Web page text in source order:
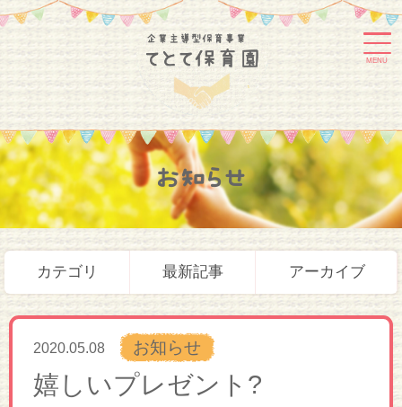
MENU
お知らせ
カテゴリ 最新記事 アーカイブ
2020.05.08 お知らせ
嬉しいプレゼント?